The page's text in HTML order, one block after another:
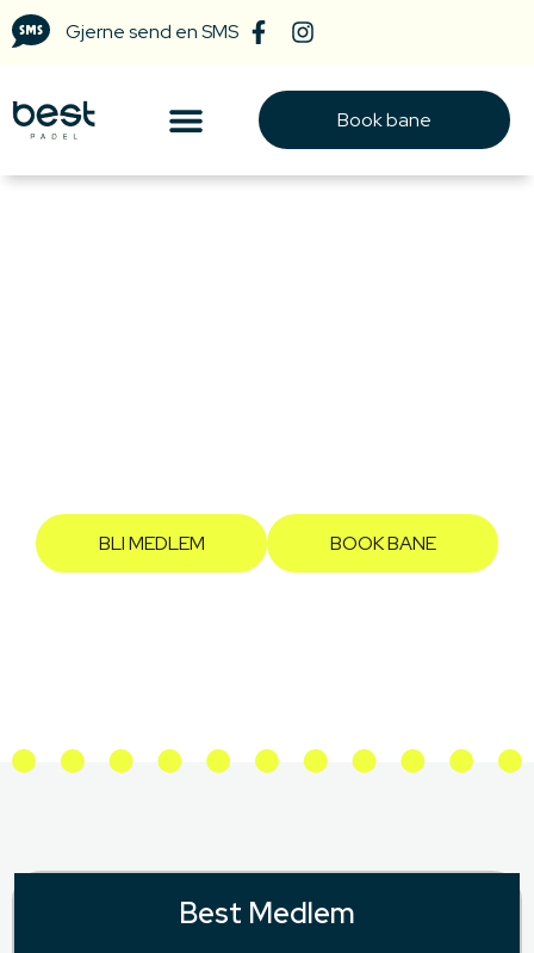
Gjerne send en SMS
Book bane
BLI MEDLEM BOOK BANE
Best Medlem